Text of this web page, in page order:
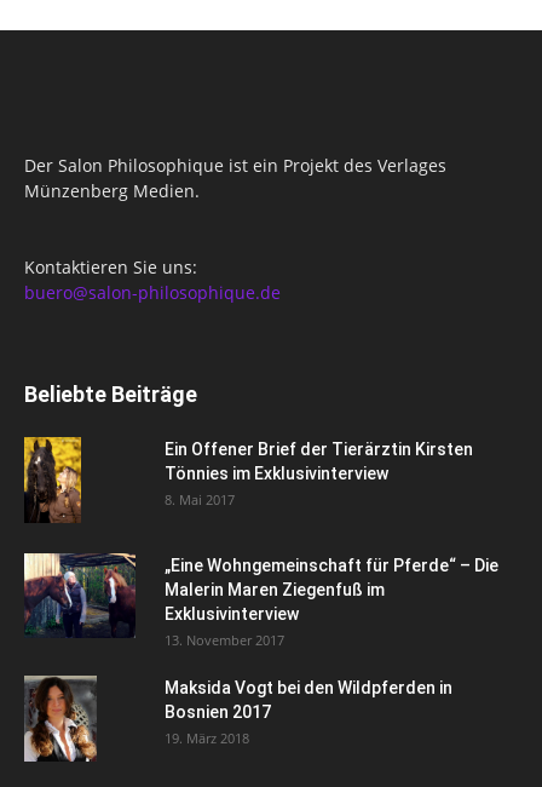
Der Salon Philosophique ist ein Projekt des Verlages
Münzenberg Medien.
Kontaktieren Sie uns:
buero@salon-philosophique.de
Beliebte Beiträge
Ein Offener Brief der Tierärztin Kirsten
Tönnies im Exklusivinterview
8. Mai 2017
„Eine Wohngemeinschaft für Pferde“ – Die
Malerin Maren Ziegenfuß im
Exklusivinterview
13. November 2017
Maksida Vogt bei den Wildpferden in
Bosnien 2017
19. März 2018